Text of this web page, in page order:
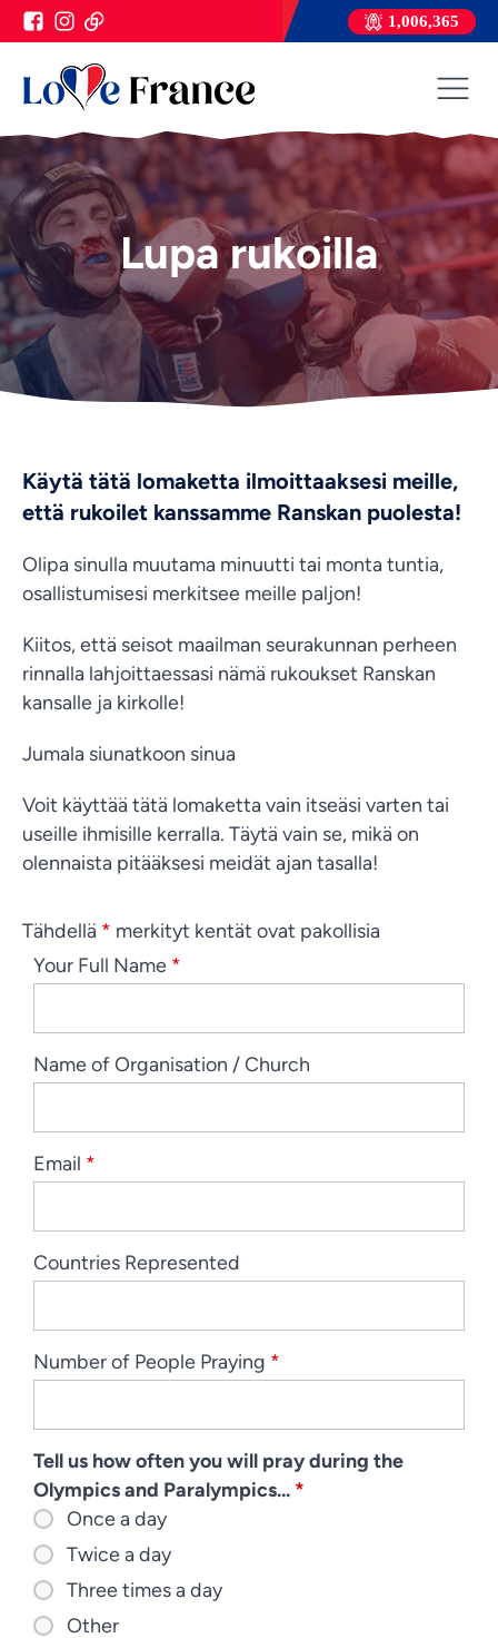
1,006,365
Lupa rukoilla
Käytä tätä lomaketta ilmoittaaksesi meille,
että rukoilet kanssamme Ranskan puolesta!
Olipa sinulla muutama minuutti tai monta tuntia,
osallistumisesi merkitsee meille paljon!
Kiitos, että seisot maailman seurakunnan perheen
rinnalla lahjoittaessasi nämä rukoukset Ranskan
kansalle ja kirkolle!
Jumala siunatkoon sinua
Voit käyttää tätä lomaketta vain itseäsi varten tai
useille ihmisille kerralla. Täytä vain se, mikä on
olennaista pitääksesi meidät ajan tasalla!
Tähdellä * merkityt kentät ovat pakollisia
Your Full Name *
Name of Organisation / Church
Email *
Countries Represented
Number of People Praying *
Tell us how often you will pray during the
Olympics and Paralympics... *
Once a day
Twice a day
Three times a day
Other